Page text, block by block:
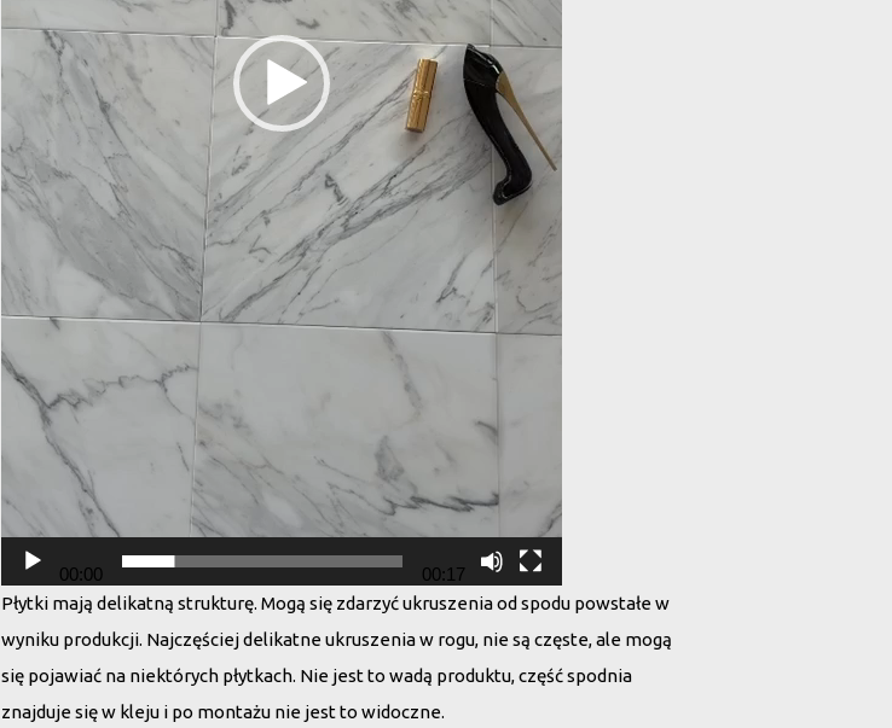
00:00
00:17
Płytki mają delikatną strukturę. Mogą się zdarzyć ukruszenia od spodu powstałe w
wyniku produkcji. Najczęściej delikatne ukruszenia w rogu, nie są częste, ale mogą
się pojawiać na niektórych płytkach. Nie jest to wadą produktu, część spodnia
znajduje się w kleju i po montażu nie jest to widoczne.